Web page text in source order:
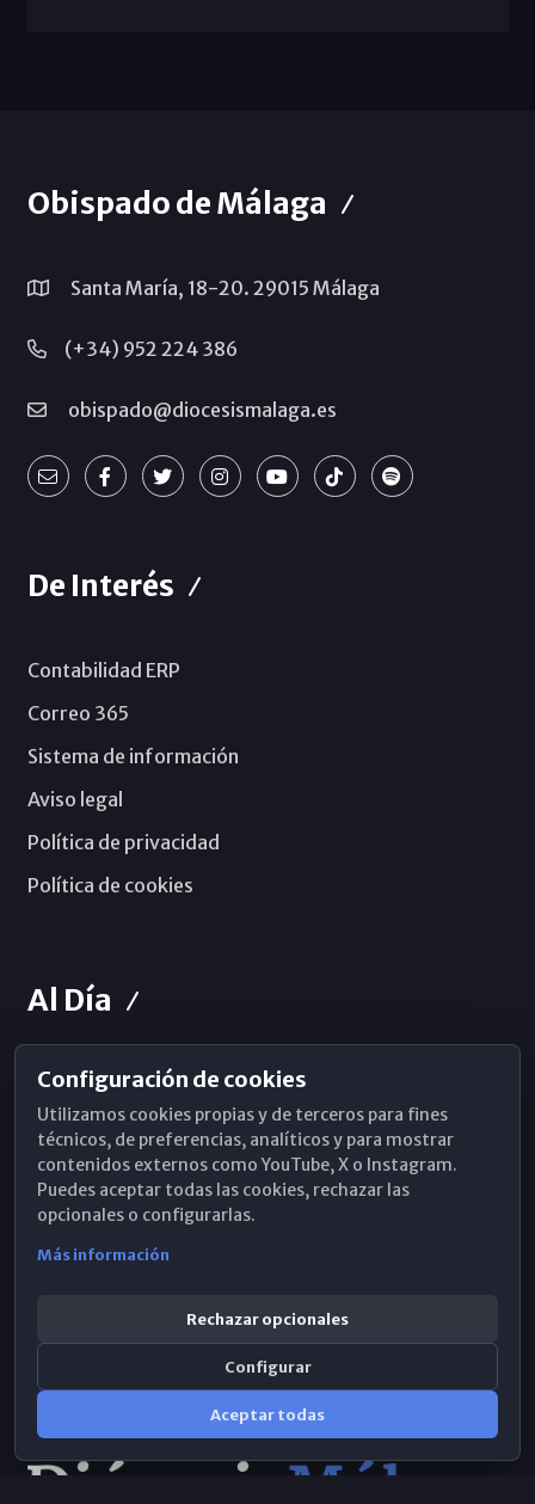
Obispado de Málaga
Santa María, 18-20. 29015 Málaga
(+34) 952 224 386
obispado@diocesismalaga.es
De Interés
Contabilidad ERP
Correo 365
Sistema de información
Aviso legal
Política de privacidad
Política de cookies
Al Día
Horarios de Misa
Hemeroteca
WhatsApp
Configuración de cookies
Utilizamos cookies propias y de terceros para fines
técnicos, de preferencias, analíticos y para mostrar
contenidos externos como YouTube, X o Instagram.
Puedes aceptar todas las cookies, rechazar las
opcionales o configurarlas.
Más información
Rechazar opcionales
Configurar
Aceptar todas